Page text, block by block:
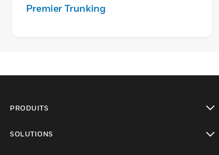
Premier Trunking
PRODUITS
SOLUTIONS